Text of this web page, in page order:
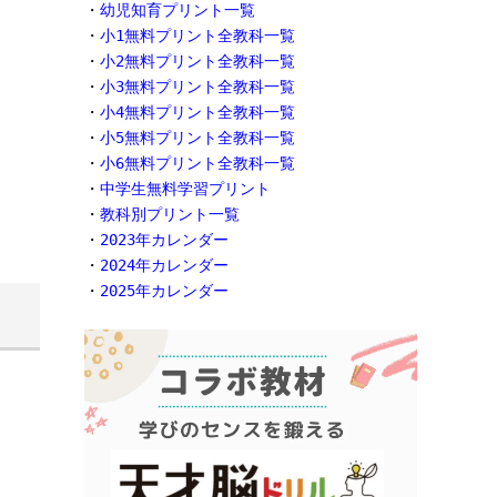
・ 幼児知育プリント一覧
・ 小1無料プリント全教科一覧
・ 小2無料プリント全教科一覧
・ 小3無料プリント全教科一覧
・ 小4無料プリント全教科一覧
・ 小5無料プリント全教科一覧
・ 小6無料プリント全教科一覧
・ 中学生無料学習プリント
・ 教科別プリント一覧
・ 2023年カレンダー
・ 2024年カレンダー
・ 2025年カレンダー